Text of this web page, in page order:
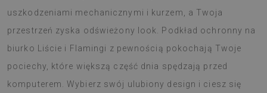
uszkodzeniami mechanicznymi i kurzem, a Twoja
przestrzeń zyska odświeżony look. Podkład ochronny na
biurko Liście i Flamingi z pewnością pokochają Twoje
pociechy, które większą część dnia spędzają przed
komputerem. Wybierz swój ulubiony design i ciesz się